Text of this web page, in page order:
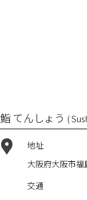
鮨 てんしょう (
地址
大阪府大阪市福
交通